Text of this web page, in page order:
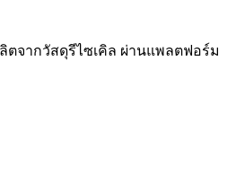
ตจากวัสดุรีไซเคิล ผ่านแพลตฟอร์ม